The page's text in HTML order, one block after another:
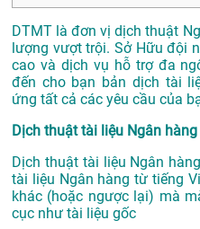
DTMT là đơn vị dịch thuật
lượng vượt trội. Sở Hữu đội
cao và dịch vụ hỗ trợ đa
đến cho bạn bản dịch tài
ứng tất cả các yêu cầu của
Dịch thuật tài liệu Ngân
Dịch thuật tài liệu Ngân
tài liệu Ngân hàng từ tiếng
khác (hoặc ngược lại) mà
cục như tài liệu gốc